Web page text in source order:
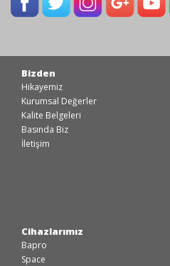
Bizden
Hikayemiz
Kurumsal Değerler
Kalite Belgeleri
Basında Biz
İletişim
Cihazlarımız
Bapro
Space